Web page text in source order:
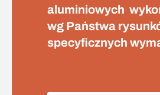
aluminiowych
wg Państwa
specyficznych